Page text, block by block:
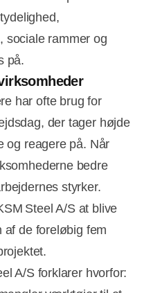
sociale rammer og
på.
har ofte brug for
der tager højde
og reagere på. Når
bedre
styrker.
Steel A/S at blive
af de foreløbig fem
A/S forklarer hvorfor: